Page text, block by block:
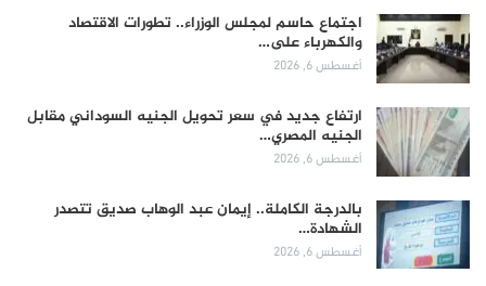
اجتماع حاسم لمجلس الوزراء.. تطورات الاقتصاد
والكهرباء على…
أغسطس 6, 2026
ارتفاع جديد في سعر تحويل الجنيه السوداني مقابل
الجنيه المصري…
أغسطس 6, 2026
بالدرجة الكاملة.. إيمان عبد الوهاب صديق تتصدر
الشهادة…
أغسطس 6, 2026